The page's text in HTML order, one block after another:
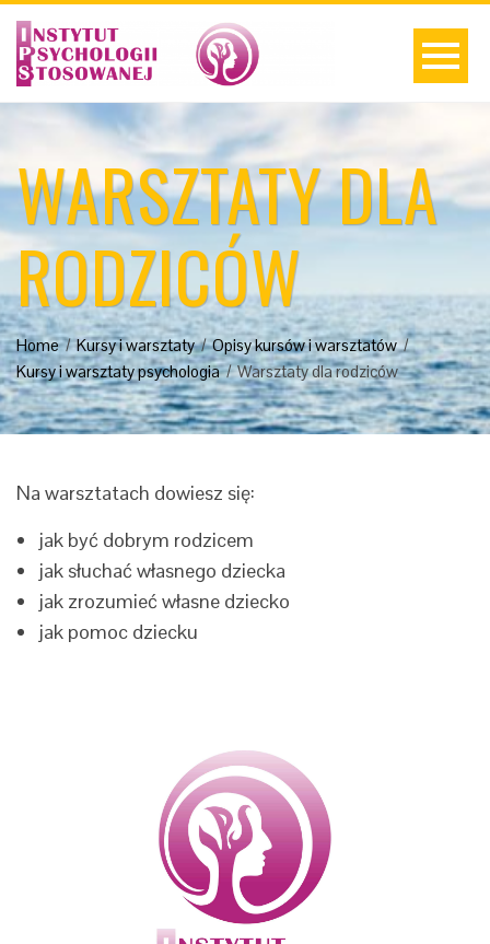
WARSZTATY DLA
RODZICÓW
Home Kursy i warsztaty
Opisy kursów i warsztatów
Kursy i warsztaty psychologia
Warsztaty dla rodziców
Na warsztatach dowiesz się:
jak być dobrym rodzicem
jak słuchać własnego dziecka
jak zrozumieć własne dziecko
jak pomoc dziecku